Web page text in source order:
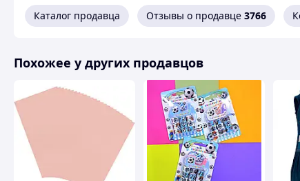
Каталог продавца Отзывы о продавце 3766
Похожее у других продавцов